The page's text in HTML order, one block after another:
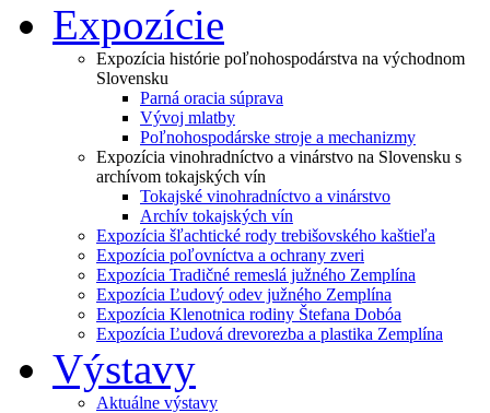
Expozície
Expozícia histórie poľnohospodárstva na východnom
Slovensku
Parná oracia súprava
Vývoj mlatby
Poľnohospodárske stroje a mechanizmy
Expozícia vinohradníctvo a vinárstvo na Slovensku s
archívom tokajských vín
Tokajské vinohradníctvo a vinárstvo
Archív tokajských vín
Expozícia šľachtické rody trebišovského kaštieľa
Expozícia poľovníctva a ochrany zveri
Expozícia Tradičné remeslá južného Zemplína
Expozícia Ľudový odev južného Zemplína
Expozícia Klenotnica rodiny Štefana Dobóa
Expozícia Ľudová drevorezba a plastika Zemplína
Výstavy
Aktuálne výstavy